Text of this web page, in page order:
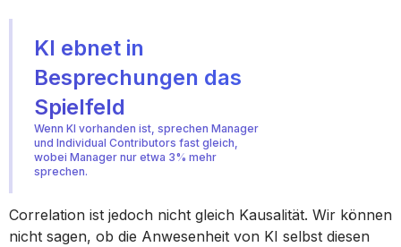
KI ebnet in
Besprechungen das
Spielfeld
Wenn KI vorhanden ist, sprechen Manager
und Individual Contributors fast gleich,
wobei Manager nur etwa 3% mehr
sprechen.
Correlation ist jedoch nicht gleich Kausalität. Wir können
nicht sagen, ob die Anwesenheit von KI selbst diesen